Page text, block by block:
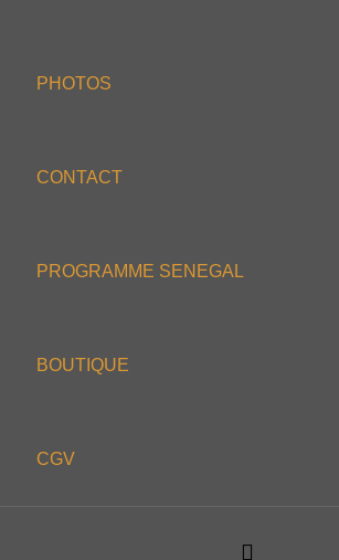
PHOTOS
CONTACT
PROGRAMME SENEGAL
BOUTIQUE
CGV